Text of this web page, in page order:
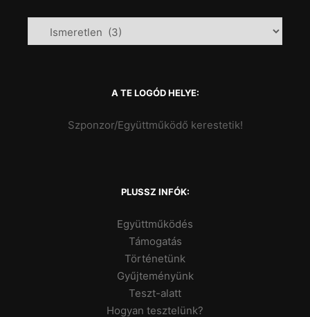
A TE LOGÓD HELYE:
Szponzor/Együttműködő kerestetik!
PLUSSZ INFÓK:
Együttműködés
Támogatás
Történetünk
Gyűjteményünk
Teszt-alatt
Hogyan tesztelünk?